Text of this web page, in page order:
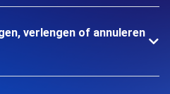
verlengen of annuleren